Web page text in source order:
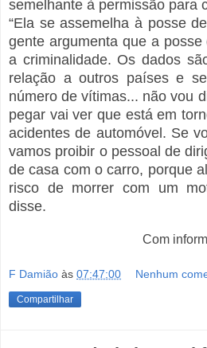
semelhante à permissão para
“Ela se assemelha à posse
gente argumenta que a
a criminalidade. Os dados
relação a outros países e
número de vítimas... não vou
pegar vai ver que está em
acidentes de automóvel. Se
vamos proibir o pessoal de
de casa com o carro, porque
risco de morrer com um
disse.
Com
F Damião às 07:47:00 Nenhum
Compartilhar